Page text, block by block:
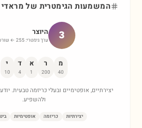
המשמעות הגימטרית של מראדי
3 היוצר
ערך גימטרי: 255
←
מ
40
ר
200
א
1
ד
4
י
10
יצירתיים, אופטימיים ובעלי כריזמה טבעית.
ולהשפיע.
יצירתיות כריזמה אופטימיות